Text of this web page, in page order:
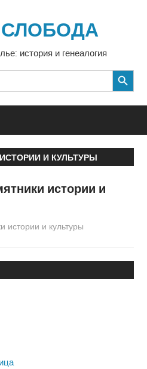
история и генеалогия
SEARCH BUTTON
И КУЛЬТУРЫ
истории и
Аникина
истории и культуры